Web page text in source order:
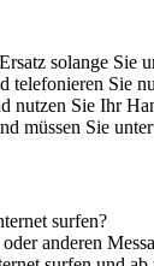
solange Sie
telefonieren Sie
nutzen Sie Ihr
müssen Sie
surfen?
anderen